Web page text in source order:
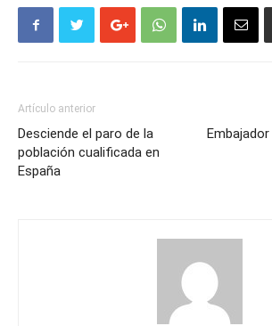
Artículo anterior
Desciende el paro de la
población cualificada en
España
Embajador